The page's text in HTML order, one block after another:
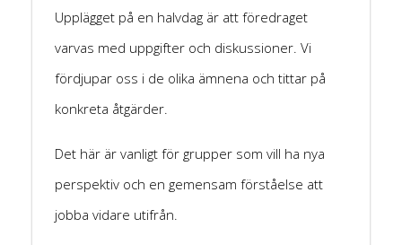
Upplägget på en halvdag är att föredraget
varvas med uppgifter och diskussioner. Vi
fördjupar oss i de olika ämnena och tittar på
konkreta åtgärder.
Det här är vanligt för grupper som vill ha nya
perspektiv och en gemensam förståelse att
jobba vidare utifrån.